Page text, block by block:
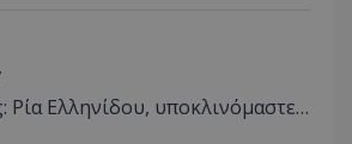
Ρία Ελληνίδου, υποκλινόμαστε…